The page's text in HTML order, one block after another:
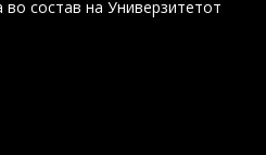
во состав на Универзитетот